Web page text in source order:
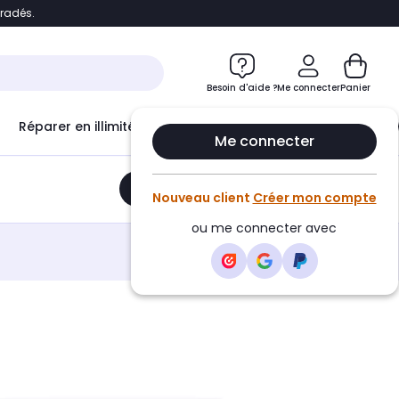
Accéder directement au chatbot
Besoin d'aide ?Me connecter
Me connecter
Nouveau client Créer mon compte
ou me connecter avec
Panier
Réparer en illimité avec Le Club Infinity
Ajouter au panier